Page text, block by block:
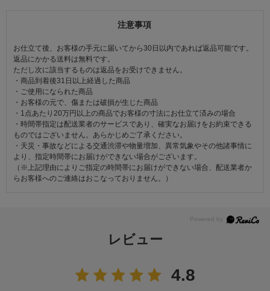
注意事項
お仕立て後、お客様の手元に届いてから30日以内であれば返品可能です。
返品にかかる送料は無料です。
ただし次に該当するものは返品をお受けできません。
・商品到着後31日以上経過した商品
・ご使用になられた商品
・お客様の元で、傷または破損が生じた商品
・1点あたり20万円以上の商品でお客様の寸法にお仕立て済みの場合
・時間帯指定は配送業者のサービスであり、確実なお届けをお約束できる
ものではございません。あらかじめご了承ください。
・天災・事故などによる交通渋滞や物量増加、異常気象やその他諸事情に
より、指定時間帯にお届けができない場合がございます。
（※上記理由によりご指定の時間帯にお届けができない場合、配送業者か
らお客様へのご連絡はおこなっておりません。）
レビュー
4.8